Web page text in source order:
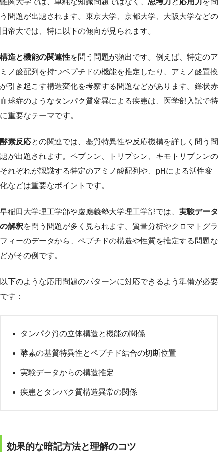
難関大学では、単純な知識問題ではなく、 思考力と 応用力を問
う問題が出題されます。東京大学、京都大学、大阪大学などの
旧帝大では、特に以下の傾向が見られます。
構造と機能の関連性を問う問題が頻出です。例えば、特定のア
ミノ酸配列を持つペプチドの機能を推定したり、アミノ酸置換
が引き起こす構造変化を考察する問題などがあります。鎌状赤
血球症のようなタンパク質変異による疾患は、医学部入試で特
に重要なテーマです。
酵素反応との関連では、基質特異性や反応機構を詳しく問う問
題が出題されます。ペプシン、トリプシン、キモトリプシンの
それぞれが認識する特定のアミノ酸配列や、pHによる活性変
化などは重要なポイントです。
早稲田大学理工学部や慶應義塾大学理工学部では、 実験データ
の解釈を問う問題が多く見られます。質量分析やクロマトグラ
フィーのデータから、ペプチドの構造や性質を推定する問題な
どがその例です。
以下のような応用問題のパターンに対応できるよう準備が必要
です：
タンパク質の立体構造と機能の関係
酵素の基質特異性とペプチド結合の切断位置
実験データからの構造推定
疾患とタンパク質構造異常の関係
効果的な暗記方法と理解のコツ